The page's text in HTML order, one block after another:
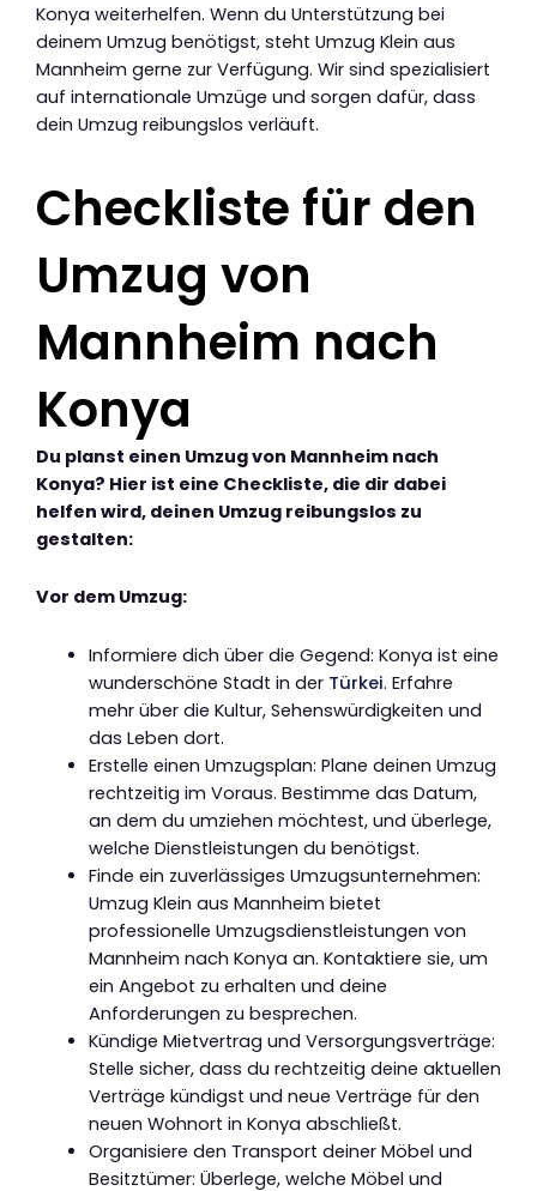
Konya weiterhelfen. Wenn du Unterstützung bei
deinem Umzug benötigst, steht Umzug Klein aus
Mannheim gerne zur Verfügung. Wir sind spezialisiert
auf internationale Umzüge und sorgen dafür, dass
dein Umzug reibungslos verläuft.
Checkliste für den
Umzug von
Mannheim nach
Konya
Du planst einen Umzug von Mannheim nach
Konya? Hier ist eine Checkliste, die dir dabei
helfen wird, deinen Umzug reibungslos zu
gestalten:
Vor dem Umzug:
Informiere dich über die Gegend: Konya ist eine
wunderschöne Stadt in der Türkei. Erfahre
mehr über die Kultur, Sehenswürdigkeiten und
das Leben dort.
Erstelle einen Umzugsplan: Plane deinen Umzug
rechtzeitig im Voraus. Bestimme das Datum,
an dem du umziehen möchtest, und überlege,
welche Dienstleistungen du benötigst.
Finde ein zuverlässiges Umzugsunternehmen:
Umzug Klein aus Mannheim bietet
professionelle Umzugsdienstleistungen von
Mannheim nach Konya an. Kontaktiere sie, um
ein Angebot zu erhalten und deine
Anforderungen zu besprechen.
Kündige Mietvertrag und Versorgungsverträge:
Stelle sicher, dass du rechtzeitig deine aktuellen
Verträge kündigst und neue Verträge für den
neuen Wohnort in Konya abschließt.
Organisiere den Transport deiner Möbel und
Besitztümer: Überlege, welche Möbel und